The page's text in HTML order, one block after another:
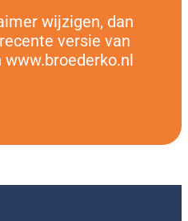
wijzigen, dan
versie van